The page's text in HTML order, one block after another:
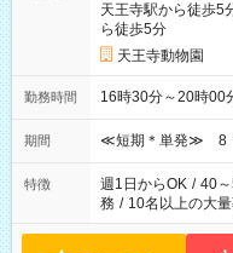
天王寺駅から徒歩5
ら徒歩5分
天王寺動物園
勤務時間 16時30分～20時00
期間 ≪短期＊単発≫ 8・
特徴 週1日からOK / 40
務 / 10名以上の大